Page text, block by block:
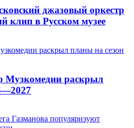
джазовый оркестр
клип в Русском музее
Музкомедии раскрыл